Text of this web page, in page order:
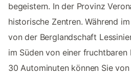
begeistern. In der Provinz
historische Zentren. Während
von der Berglandschaft
im Süden von einer fruchtbaren
30 Autominuten können Sie